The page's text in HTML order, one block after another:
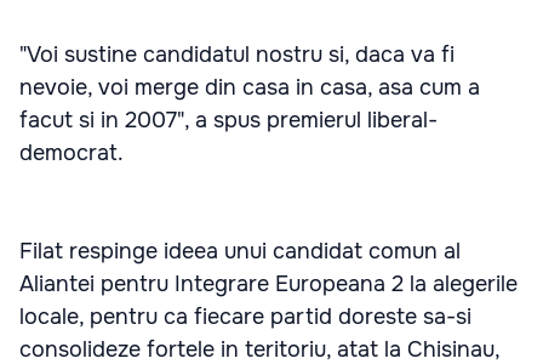
"Voi sustine candidatul nostru si, daca va fi
nevoie, voi merge din casa in casa, asa cum a
facut si in 2007", a spus premierul liberal-
democrat.
Filat respinge ideea unui candidat comun al
Aliantei pentru Integrare Europeana 2 la alegerile
locale, pentru ca fiecare partid doreste sa-si
consolideze fortele in teritoriu, atat la Chisinau,